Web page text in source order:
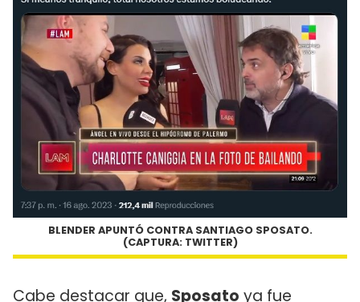
BLENDER APUNTÓ CONTRA SANTIAGO SPOSATO.
(CAPTURA: TWITTER)
Cabe destacar que, Sposato ya fue